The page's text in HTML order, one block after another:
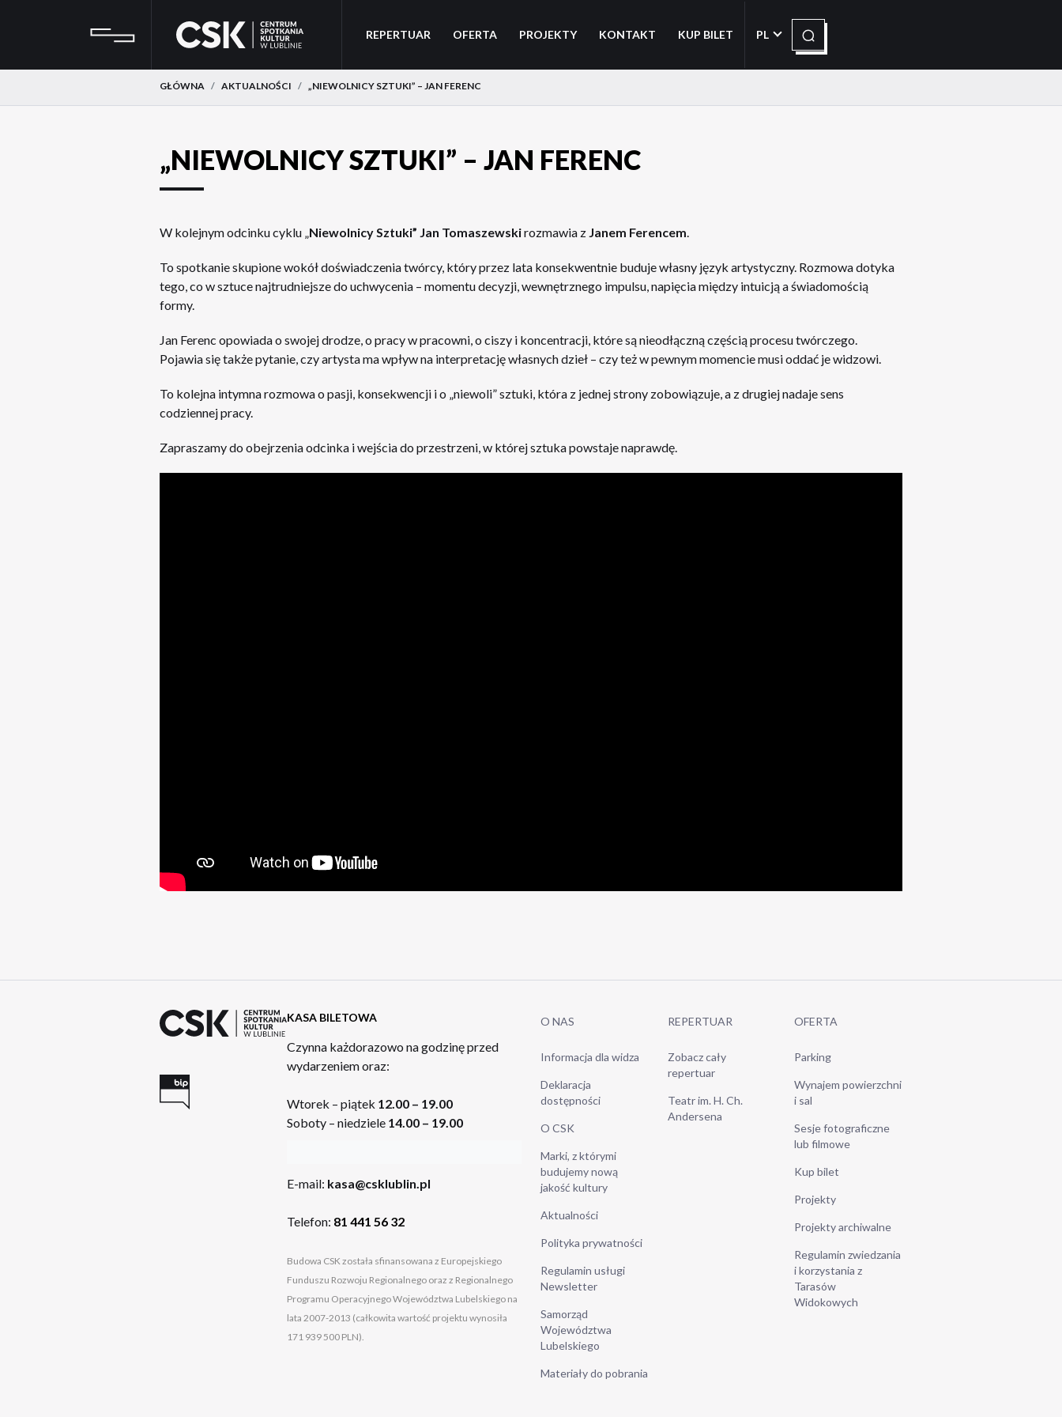
REPERTUAR OFERTA PROJEKTY KONTAKT KUP BILET PL Szukaj
GŁÓWNA AKTUALNOŚCI „NIEWOLNICY SZTUKI” – JAN FERENC
„NIEWOLNICY SZTUKI” – JAN FERENC
W kolejnym odcinku cyklu „Niewolnicy Sztuki” Jan Tomaszewskirozmawia z Janem Ferencem.
To spotkanie skupione wokół doświadczenia twórcy, który przez lata konsekwentnie buduje własny język artystyczny. Rozmowa dotyka
tego, co w sztuce najtrudniejsze do uchwycenia – momentu decyzji, wewnętrznego impulsu, napięcia między intuicją a świadomością
formy.
Jan Ferenc opowiada o swojej drodze, o pracy w pracowni, o ciszy i koncentracji, które są nieodłączną częścią procesu twórczego.
Pojawia się także pytanie, czy artysta ma wpływ na interpretację własnych dzieł – czy też w pewnym momencie musi oddać je widzowi.
To kolejna intymna rozmowa o pasji, konsekwencji i o „niewoli” sztuki, która z jednej strony zobowiązuje, a z drugiej nadaje sens
codziennej pracy.
Zapraszamy do obejrzenia odcinka i wejścia do przestrzeni, w której sztuka powstaje naprawdę.
KASA BILETOWA
Czynna każdorazowo na godzinę przed
wydarzeniem oraz:
Wtorek – piątek 12.00 – 19.00
Soboty – niedziele 14.00 – 19.00
E-mail: kasa@csklublin.pl
Telefon: 81 441 56 32
Budowa CSK została sfinansowana z Europejskiego
Funduszu Rozwoju Regionalnego oraz z Regionalnego
Programu Operacyjnego Województwa Lubelskiego na
lata 2007-2013 (całkowita wartość projektu wynosiła
171 939 500 PLN).
O NAS
Informacja dla widza
Deklaracja
dostępności
O CSK
Marki, z którymi
budujemy nową
jakość kultury
Aktualności
Polityka prywatności
Regulamin usługi
Newsletter
Samorząd
Województwa
Lubelskiego
Materiały do pobrania
REPERTUAR
Zobacz cały
repertuar
Teatr im. H. Ch.
Andersena
OFERTA
Parking
Wynajem powierzchni
i sal
Sesje fotograficzne
lub filmowe
Kup bilet
Projekty
Projekty archiwalne
Regulamin zwiedzania
i korzystania z
Tarasów
Widokowych